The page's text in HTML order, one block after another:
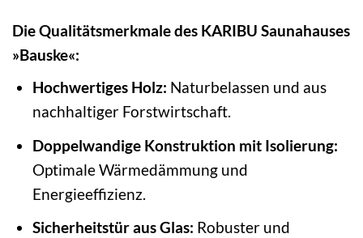
Die Qualitätsmerkmale des KARIBU Saunahauses
»Bauske«:
Hochwertiges Holz: Naturbelassen und aus
nachhaltiger Forstwirtschaft.
Doppelwandige Konstruktion mit Isolierung:
Optimale Wärmedämmung und
Energieeffizienz.
Sicherheitstür aus Glas: Robuster und